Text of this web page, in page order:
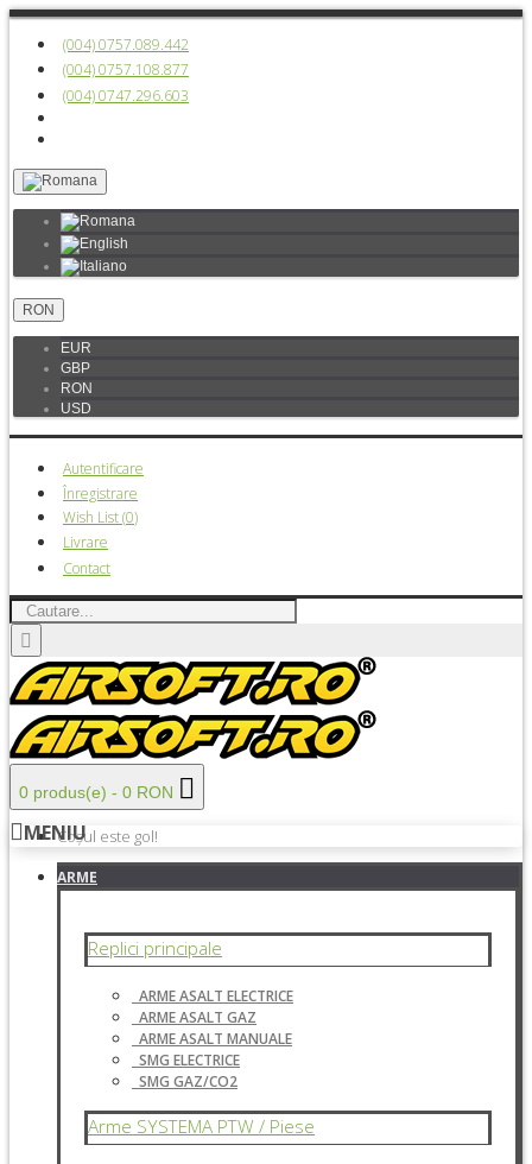
(004) 0757.089.442
(004) 0757.108.877
(004) 0747.296.603
RON
EUR
GBP
RON
USD
Autentificare
Înregistrare
Wish List (0)
Livrare
Contact
0 produs(e) - 0 RON
Coșul este gol!
MENIU
ARME
Replici principale
ARME ASALT ELECTRICE
ARME ASALT GAZ
ARME ASALT MANUALE
SMG ELECTRICE
SMG GAZ/CO2
Arme SYSTEMA PTW / Piese